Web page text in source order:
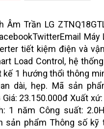
Âm Trần LG
Máy
tiết kiệm điện và
Load Control, hệ
kế 1 hướng thổi thông
dài, hẹp. Mã sản
Giá: 23.150.000đ Xuất
1 năm Công suất:
sản phẩm Thông số kỹ